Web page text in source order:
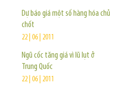
Dự báo giá một số hàng hóa chủ
chốt
22 | 06 | 2011
Ngũ cốc tăng giá vì lũ lụt ở
Trung Quốc
22 | 06 | 2011